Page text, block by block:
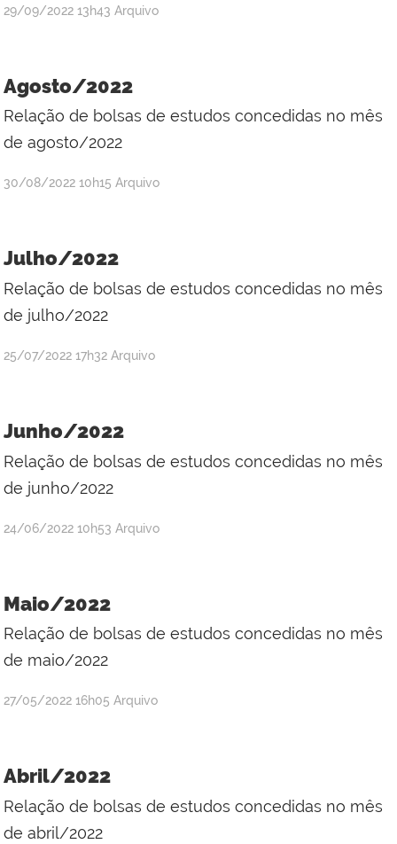
por
Santos
Silva
publicado
29/09/2022 13h43 Arquivo
Agosto/2022
Relação de bolsas de estudos concedidas no mês
de agosto/2022
por
Santos
Silva
publicado
30/08/2022 10h15 Arquivo
Julho/2022
Relação de bolsas de estudos concedidas no mês
de julho/2022
por
Santos
Silva
publicado
25/07/2022 17h32 Arquivo
Junho/2022
Relação de bolsas de estudos concedidas no mês
de junho/2022
por
Santos
Silva
publicado
24/06/2022 10h53 Arquivo
Maio/2022
Relação de bolsas de estudos concedidas no mês
de maio/2022
por
Santos
Silva
publicado
27/05/2022 16h05 Arquivo
Abril/2022
Relação de bolsas de estudos concedidas no mês
de abril/2022